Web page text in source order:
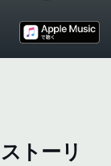
トーリ